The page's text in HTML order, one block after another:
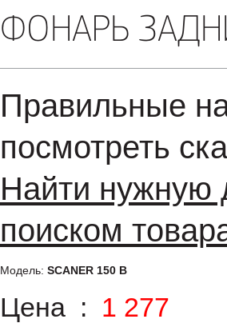
ФОНАРЬ
Правильные
посмотреть
Найти нужную
поиском
Модель: SCANER 150 B
Цена : 1 277